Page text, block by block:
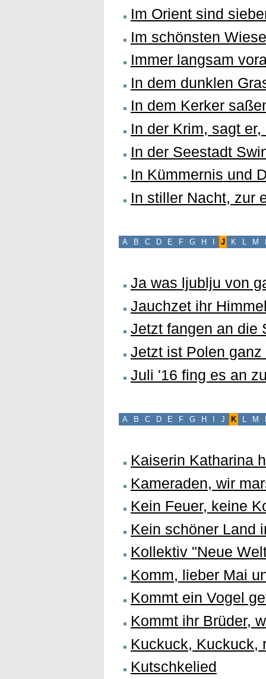
Im Orient sind
Im schönsten
Immer langsam
In dem dunklen
In dem Kerker
In der Krim, sagt
In der Seestadt
In Kümmernis und
In stiller Nacht, zur
A B C D E F G H J K L M
Ja was ljublju von
Jauchzet ihr
Jetzt fangen an die
Jetzt ist Polen ganz
Juli '16 fing es an
A B C D E F G H J K L M
Kaiserin Katharina
Kameraden, wir
Kein Feuer, keine
Kein schöner Land
Kollektiv "Neue
Komm, lieber Mai
Kommt ein Vogel
Kommt ihr Brüder,
Kuckuck, Kuckuck,
Kutschkelied